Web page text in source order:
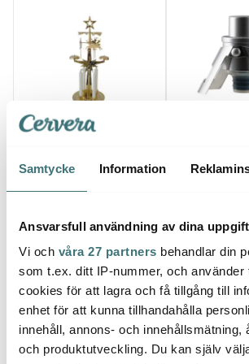
Samtycke Information
Ansvarsfull användning av dina
Vi och våra 27 partners behandlar din
som t.ex. ditt IP-nummer, och använder
cookies för att lagra och få tillgång till
enhet för att kunna tillhandahålla
innehåll, annons- och innehållsmätning,
och produktutveckling. Du kan själv
Änglaspel julspel 28 cm
mässing
179 kr
luftpump
Låt dig inspireras av